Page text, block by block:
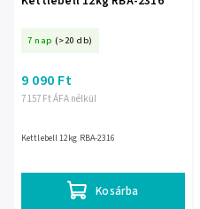
7 nap (>20 db)
7 157 Ft ÁFA nélkül
9 090 Ft
Kosárba
Kettlebell 12kg RBA-2316